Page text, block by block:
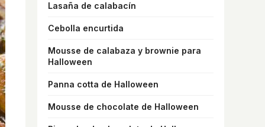
Lasaña de calabacín
Cebolla encurtida
Mousse de calabaza y brownie para
Halloween
Panna cotta de Halloween
Mousse de chocolate de Halloween